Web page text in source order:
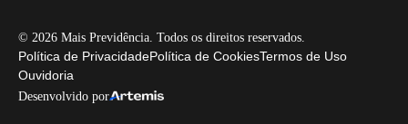
© 2026 Mais Previdência. Todos os direitos reservados.
Política de PrivacidadePolítica de CookiesTermos de Uso
Ouvidoria
Desenvolvido por